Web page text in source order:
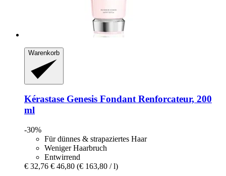
Warenkorb
Kérastase Genesis Fondant Renforcateur, 200
ml
-30%
Für dünnes & strapaziertes Haar
Weniger Haarbruch
Entwirrend
€ 32,76 € 46,80 (€ 163,80 / l)